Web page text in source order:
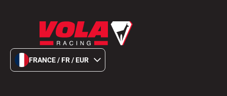
FRANCE / FR / EUR